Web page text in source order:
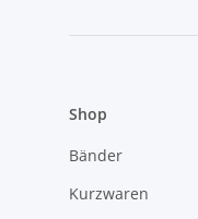
Shop
Bänder
Kurzwaren